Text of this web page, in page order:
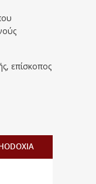
επίσκοπος